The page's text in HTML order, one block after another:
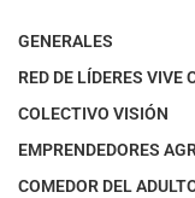
GENERALES
RED DE LÍDERES VIVE
COLECTIVO VISIÓN
EMPRENDEDORES
COMEDOR DEL